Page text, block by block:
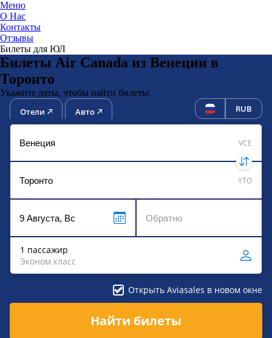
Меню
О Нас
Контакты
Отзывы
Билеты для ЮЛ
Билеты Air Canada из Венеции в
Торонто
Укажите даты, чтобы найти билеты:
Отели Авто RUB
VCE
YTO
1 пассажир
Эконом класс
Открыть Aviasales в новом окне
Найти билеты